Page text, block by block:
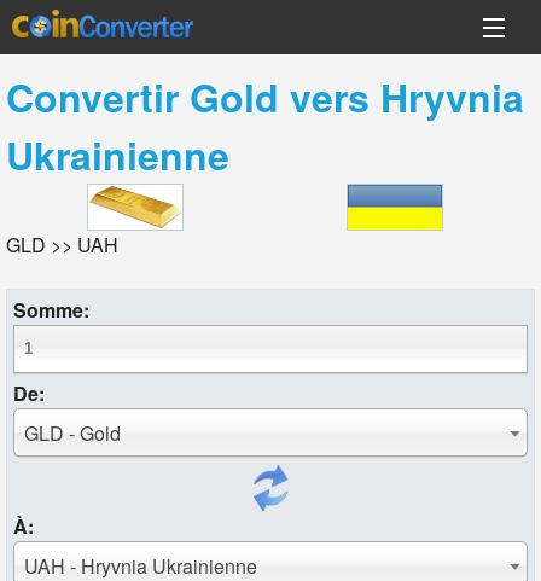
Convertir Gold vers Hryvnia
Ukrainienne
GLD >> UAH
Somme:
De:
GLD - Gold
À:
UAH - Hryvnia Ukrainienne